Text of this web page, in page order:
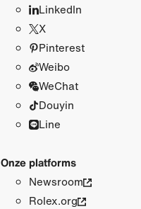
LinkedIn
X
Pinterest
Weibo
WeChat
Douyin
Line
Onze platforms
Newsroom
Rolex.org